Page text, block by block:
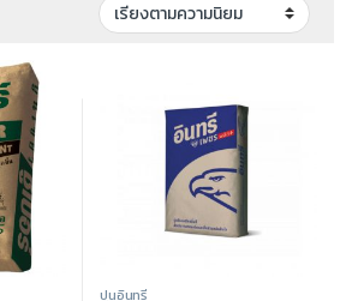
ปูนอินทรี